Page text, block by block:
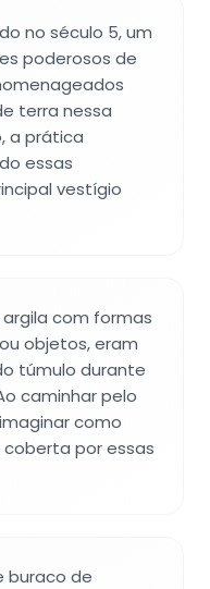
no século 5, um
poderosos de
terra nessa
a prática
essas
vestígio
com formas
objetos, eram
túmulo durante
caminhar pelo
como
por essas
buraco de